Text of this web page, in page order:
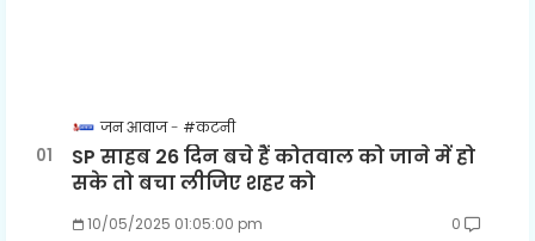
जन आवाज #कटनी
SP साहब 26 दिन बचे हैं कोतवाल को जाने में हो
सके तो बचा लीजिए शहर को
10/05/2025 01:05:00 pm 0